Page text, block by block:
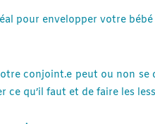
pour envelopper votre
conjoint.e peut ou non
ce qu’il faut et de faire les